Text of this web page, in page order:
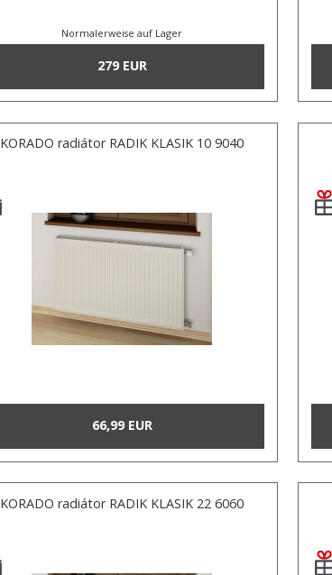
Normalerweise auf Lager
279 EUR
KORADO radiátor RADIK KLASIK 10 9040
66,99 EUR
KORADO radiátor RADIK KLASIK 22 6060